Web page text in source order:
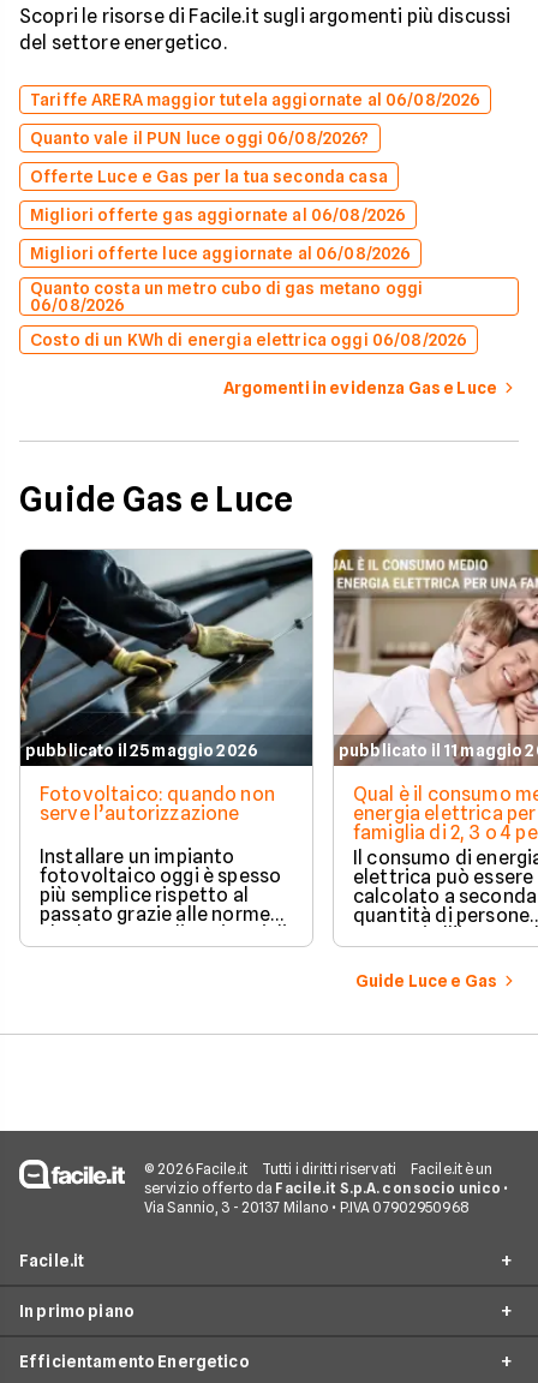
Scopri le risorse di Facile.it sugli argomenti più discussi
del settore energetico.
Tariffe ARERA maggior tutela aggiornate al 06/08/2026
Quanto vale il PUN luce oggi 06/08/2026?
Offerte Luce e Gas per la tua seconda casa
Migliori offerte gas aggiornate al 06/08/2026
Migliori offerte luce aggiornate al 06/08/2026
Quanto costa un metro cubo di gas metano oggi
06/08/2026
Costo di un KWh di energia elettrica oggi 06/08/2026
Argomenti in evidenza Gas e Luce
Guide Gas e Luce
pubblicato il 25 maggio 2026
Fotovoltaico: quando non
serve l’autorizzazione
Installare un impianto
fotovoltaico oggi è spesso
più semplice rispetto al
passato grazie alle norme
che hanno ampliato i casi di
edilizia libera.
pubblicato il 11 maggio
Qual è il consumo
energia elettrica per
famiglia di 2, 3 o 4
Il consumo di
elettrica può essere
calcolato a
quantità di persone
presenti all'interno
determinato
numerosi i fattori
influenzano questo
considerazione per
Guide Luce e Gas
© 2026 Facile.it Tutti i diritti riservati
Facile.it è un
servizio offerto da Facile.it S.p.A. con socio unico •
Via Sannio, 3 - 20137 Milano • P.IVA 07902950968
Facile.it
Assicurazioni
Prestiti
In primo piano
Efficientamento Energetico